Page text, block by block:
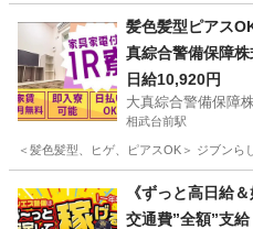
髪色髪型ピアス
真綜合警備保障
日給10,920円
大真綜合警備保障
相武台前駅
＜髪色髪型、ヒゲ、ピアスOK＞ ジブン
相武台前駅
《ずっと高日給
交通費”全額”支